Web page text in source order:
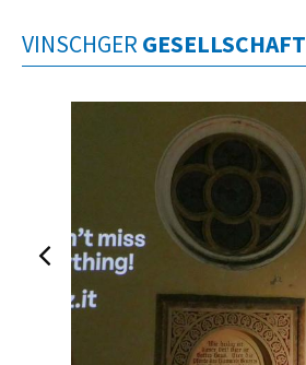
VINSCHGER GESELLSCHAFT